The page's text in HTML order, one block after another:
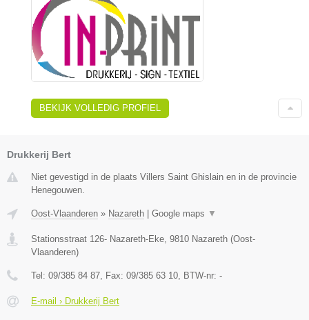
BEKIJK VOLLEDIG PROFIEL
Drukkerij Bert
Niet gevestigd in de plaats Villers Saint Ghislain en in de provincie
Henegouwen.
Oost-Vlaanderen » Nazareth | Google maps ▼
Stationsstraat 126- Nazareth-Eke 9810 Nazareth (Oost-
Vlaanderen)
Tel: 09/385 84 87 , Fax: 09/385 63 10 , BTW-nr: -
E-mail › Drukkerij Bert